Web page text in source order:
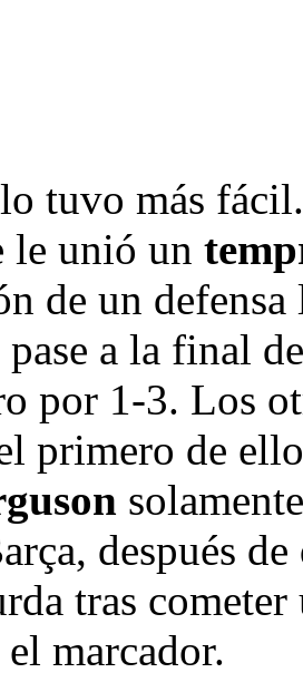
lo tuvo más
le unió un
de un
a la final
por 1-3. Los
primero de
después
tras
marcador.